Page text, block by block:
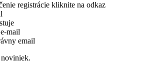
registrácie kliknite na odkaz
mail
email